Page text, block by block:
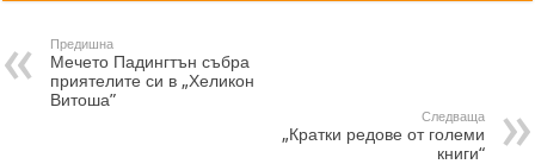
Предишна
Мечето Падингтън събра
приятелите си в „Хеликон
Витоша”
Следваща
„Кратки редове от големи
книги“